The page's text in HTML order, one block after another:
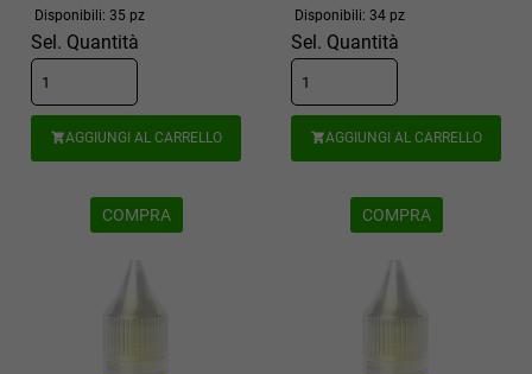
Disponibili: 35 pz
Sel. Quantità
AGGIUNGI AL CARRELLO
COMPRA
Disponibili: 34 pz
Sel. Quantità
AGGIUNGI AL CARRELLO
COMPRA